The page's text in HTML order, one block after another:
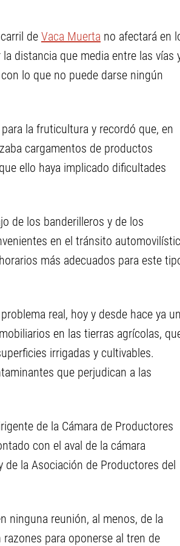
de Vaca Muerta no afectará en
distancia que media entre las vías
lo que no puede darse ningún
la fruticultura y recordó que, en
cargamentos de productos
ello haya implicado dificultades
de los banderilleros y de los
en el tránsito
más adecuados para este
real, hoy y desde hace ya un
en las tierras agrícolas,
irrigadas y cultivables.
que perjudican a las
de la Cámara de Productores
con el aval de la cámara
la Asociación de Productores del
ninguna reunión, al menos, de la
para oponerse al tren de